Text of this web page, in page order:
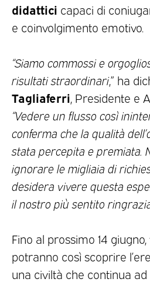
didattici capaci di
e coinvolgimento emotivo.
“Siamo commossi e
risultati straordinari,” ha
Tagliaferri , Presidente e
“Vedere un flusso così
conferma che la qualità
stata percepita e premiata.
ignorare le migliaia di
desidera vivere questa
il nostro più sentito
Fino al prossimo 14
potranno così scoprire
una civiltà che continua